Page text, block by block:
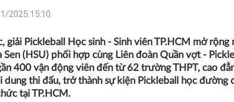
2025 15:10
giải Pickleball Học sinh - Sinh viên TP.HCM mở
(HSU) phối hợp cùng Liên đoàn Quần vợt -
400 vận động viên đến từ 62 trường THPT, cao
dung thi đấu, trở thành sự kiện Pickleball học đường
tại TP.HCM.